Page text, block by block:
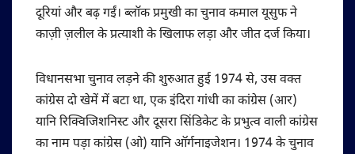
दूरियां और बढ़ गईं। ब्लॉक प्रमुखी का चुनाव कमाल यूसुफ ने
काज़ी ज़लील के प्रत्याशी के खिलाफ लड़ा और जीत दर्ज किया।
विधानसभा चुनाव लड़ने की शुरुआत हुई 1974 से, उस वक्त
कांग्रेस दो खेमें में बटा था, एक इंदिरा गांधी का कांग्रेस (आर)
यानि रिक्विजिशनिस्ट और दूसरा सिंडिकेट के प्रभुत्व वाली कांग्रेस
का नाम पड़ा कांग्रेस (ओ) यानि ऑर्गनाइजेशन। 1974 के चुनाव